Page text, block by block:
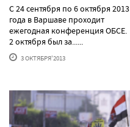
С 24 сентября по 6 октября 2013
года в Варшаве проходит
ежегодная конференция ОБСЕ.
2 октября был за......
3 ОКТЯБРЯ'2013